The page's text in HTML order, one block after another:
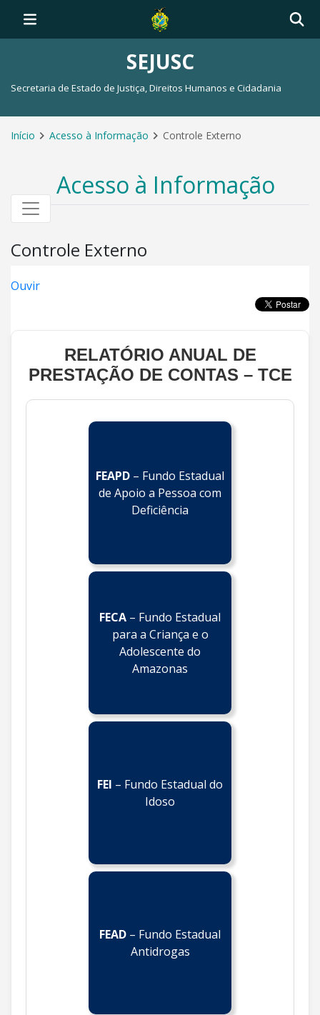
SEJUSC
Secretaria de Estado de Justiça, Direitos Humanos e Cidadania
Início Acesso à Informação Controle Externo
Acesso à Informação
Controle Externo
Ouvir
RELATÓRIO ANUAL DE
PRESTAÇÃO DE CONTAS – TCE
FEAPD – Fundo Estadual
de Apoio a Pessoa com
Deficiência
FECA – Fundo Estadual
para a Criança e o
Adolescente do
Amazonas
FEI – Fundo Estadual do
Idoso
FEAD – Fundo Estadual
Antidrogas